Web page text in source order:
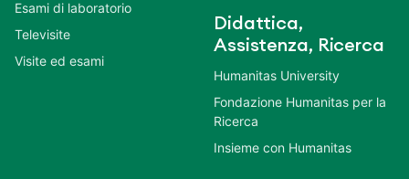
Esami di laboratorio
Televisite
Visite ed esami
Didattica,
Assistenza, Ricerca
Humanitas University
Fondazione Humanitas per la
Ricerca
Insieme con Humanitas